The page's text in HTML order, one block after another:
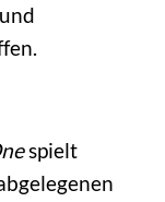
spielt